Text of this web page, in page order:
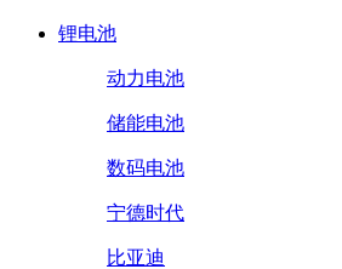
锂电池
动力电池
储能电池
数码电池
宁德时代
比亚迪